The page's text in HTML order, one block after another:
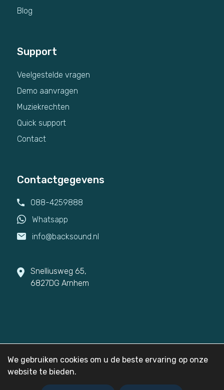
Blog
Support
Veelgestelde vragen
Demo aanvragen
Muziekrechten
Quick support
Contact
Contactgegevens
088-4259888
Whatsapp
info@backsound.nl
Snelliusweg 65,
6827DG Arnhem
PrivacySitemap
We gebruiken cookies om u de beste ervaring op onze
website te bieden.